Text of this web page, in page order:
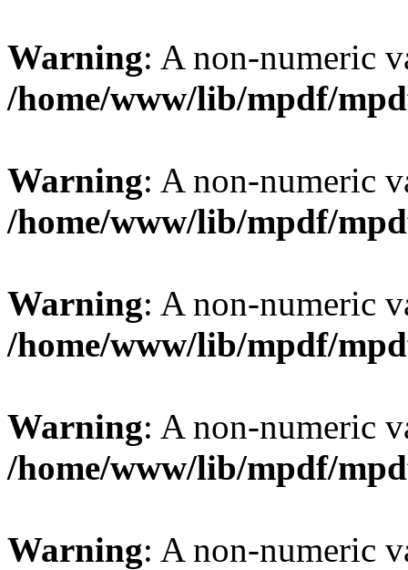
Warning: A non-numeric
/home/www/lib/mpdf/
Warning: A non-numeric
/home/www/lib/mpdf/
Warning: A non-numeric
/home/www/lib/mpdf/
Warning: A non-numeric
/home/www/lib/mpdf/
Warning: A non-numeric